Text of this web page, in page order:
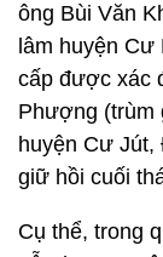
ông Bùi Văn
lâm huyện Cư
cấp được xác
Phượng (trùm
huyện Cư
giữ hồi cuối
Cụ thể, trong